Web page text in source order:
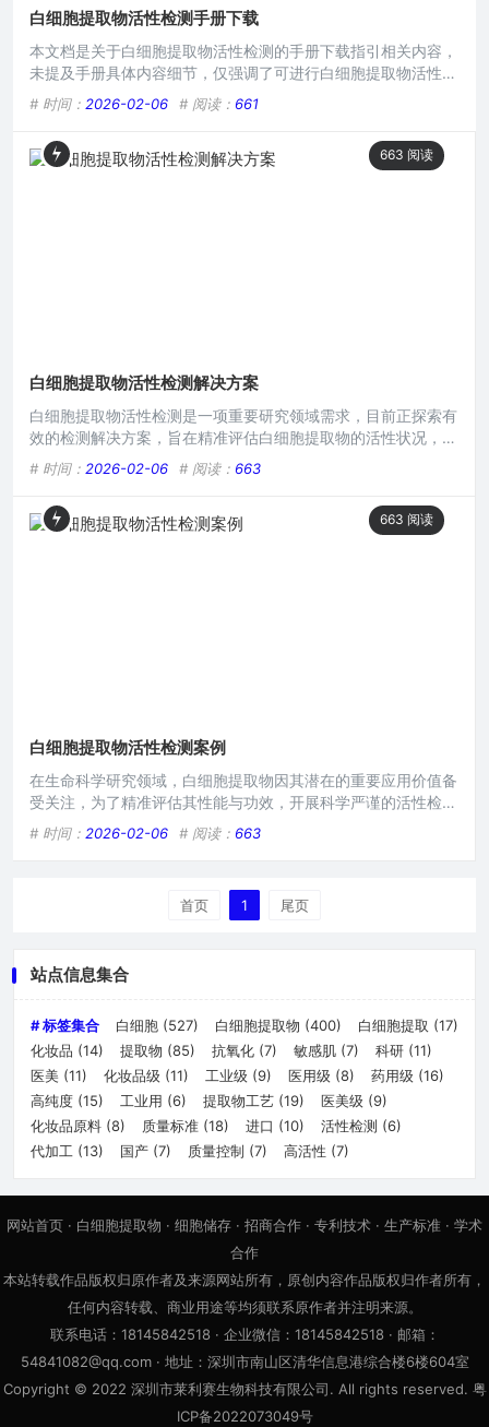
白细胞提取物活性检测手册下载
本文档是关于白细胞提取物活性检测的手册下载指引相关内容，
未提及手册具体内容细节，仅强调了可进行白细胞提取物活性检
测手册的下载操作，可能包含白细胞提取物活性检测的方法、标
准、注意事项等关键信息下载入口，但目前仅明确有下载这一动
作相关，缺乏深入的检测原理等具体信息。白细胞提取物在生物
医学领域有着重要的研究价值,它涉及到诸多前沿的医学研究方
# 时间： 2026-02-06 # 阅读： 661
663 阅读
白细胞提取物活性检测解决方案
白细胞提取物活性检测是一项重要研究领域需求，目前正探索有
效的检测解决方案，旨在精准评估白细胞提取物的活性状况，该
检测对于深入了解白细胞生理功能、疾病机制研究以及相关药物
研发等诸多方面具有关键意义，相关解决方案的研究旨在提高检
测的准确性、灵敏度和可靠性，为后续研究及应用提供有力支
撑。本文目录导读： 样本采集与预处理活性检测指标选择检测
# 时间： 2026-02-06 # 阅读： 663
663 阅读
白细胞提取物活性检测案例
在生命科学研究领域，白细胞提取物因其潜在的重要应用价值备
受关注，为了精准评估其性能与功效，开展科学严谨的活性检测
至关重要,下面为大家介绍一则白细胞提取物活性检测的典型案
例。 某科研团队专注于白细胞提取物的研究与开发，他们期望
应用提供科学依据。 在实验前期，研究人员精心准备了一系列
样本，选取健康人体的白细胞作为基础来源，经过严格的分离与
# 时间： 2026-02-06 # 阅读： 663
首页 1 尾页
站点信息集合
# 标签集合 白细胞 (527) 白细胞提取物 (400) 白细胞提取 (17)
化妆品 (14) 提取物 (85) 抗氧化 (7) 敏感肌 (7) 科研 (11)
医美 (11) 化妆品级 (11) 工业级 (9) 医用级 (8) 药用级 (16)
高纯度 (15) 工业用 (6) 提取物工艺 (19) 医美级 (9)
化妆品原料 (8) 质量标准 (18) 进口 (10) 活性检测 (6)
代加工 (13) 国产 (7) 质量控制 (7) 高活性 (7)
网站首页 · 白细胞提取物 · 细胞储存 · 招商合作 · 专利技术 · 生产标准 · 学术
合作
本站转载作品版权归原作者及来源网站所有，原创内容作品版权归作者所有，
任何内容转载、商业用途等均须联系原作者并注明来源。
联系电话：18145842518 · 企业微信：18145842518 · 邮箱：
54841082@qq.com · 地址：深圳市南山区清华信息港综合楼6楼604室
Copyright © 2022 深圳市莱利赛生物科技有限公司. All rights reserved. 粤
ICP备2022073049号